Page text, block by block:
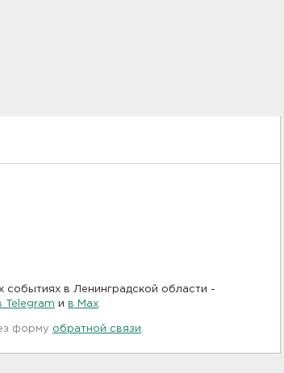
событиях в Ленинградской области -
Telegram и в Maх
форму обратной связи